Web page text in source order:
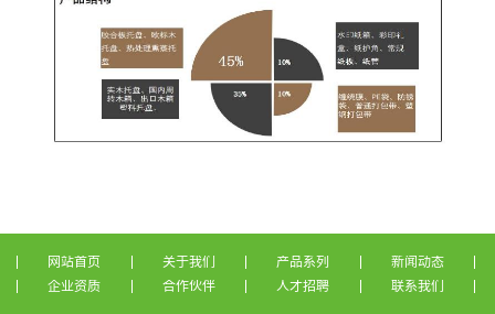
网站首页 关于我们 产品系列
新闻动态
企业资质
合作伙伴 人才招聘 联系我们